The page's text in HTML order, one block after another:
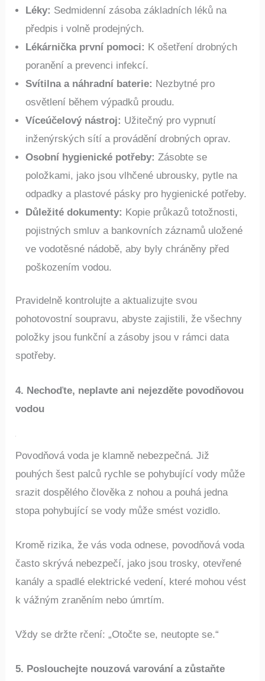
potraviny v množství alespoň na tři dny.
Léky:Sedmidenní zásoba základních léků na
předpis i volně prodejných.
Lékárnička první pomoci:K ošetření drobných
poranění a prevenci infekcí.
Svítilna a náhradní baterie:Nezbytné pro
osvětlení během výpadků proudu.
Víceúčelový nástroj:Užitečný pro vypnutí
inženýrských sítí a provádění drobných oprav.
Osobní hygienické potřeby: Zásobte se
položkami, jako jsou vlhčené ubrousky, pytle na
odpadky a plastové pásky pro hygienické potřeby.
Důležité dokumenty:Kopie průkazů totožnosti,
pojistných smluv a bankovních záznamů uložené
ve vodotěsné nádobě, aby byly chráněny před
Pravidelně kontrolujte a aktualizujte svou
pohotovostní soupravu, abyste zajistili, že všechny
položky jsou funkční a zásoby jsou v rámci data
4. Nechoďte, neplavte ani nejezděte povodňovou
Povodňová voda je klamně nebezpečná. Již
pouhých šest palců rychle se pohybující vody může
srazit dospělého člověka z nohou a pouhá jedna
Kromě rizika, že vás voda odnese, povodňová voda
často skrývá nebezpečí, jako jsou trosky, otevřené
kanály a spadlé elektrické vedení, které mohou vést